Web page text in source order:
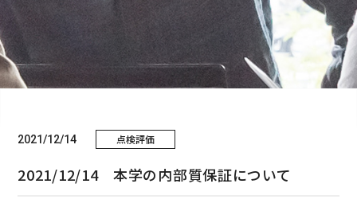
2021/12/14 点検評価
2021/12/14 本学の内部質保証について